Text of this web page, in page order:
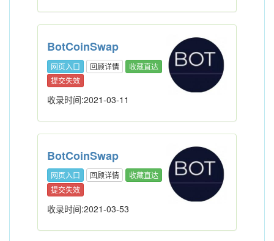
BotCoinSwap
网页入口 回顾详情
收藏直达
提交失效
收录时间:2021-03-11
BotCoinSwap
网页入口 回顾详情
收藏直达
提交失效
收录时间:2021-03-53